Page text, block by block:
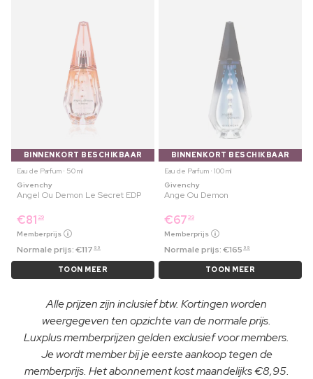
BINNENKORT BESCHIKBAAR
Eau de Parfum ⋅ 50 ml
Givenchy
Angel Ou Demon Le Secret EDP
€81 29
Memberprijs
Normale prijs:€117 99
TOON MEER
BINNENKORT BESCHIKBAAR
Eau de Parfum ⋅ 100 ml
Givenchy
Ange Ou Demon
€67 39
Memberprijs
Normale prijs:€165 99
TOON MEER
Alle prijzen zijn inclusief btw. Kortingen worden
weergegeven ten opzichte van de normale prijs.
Luxplus memberprijzen gelden exclusief voor members.
Je wordt member bij je eerste aankoop tegen de
memberprijs. Het abonnement kost maandelijks €8,95.